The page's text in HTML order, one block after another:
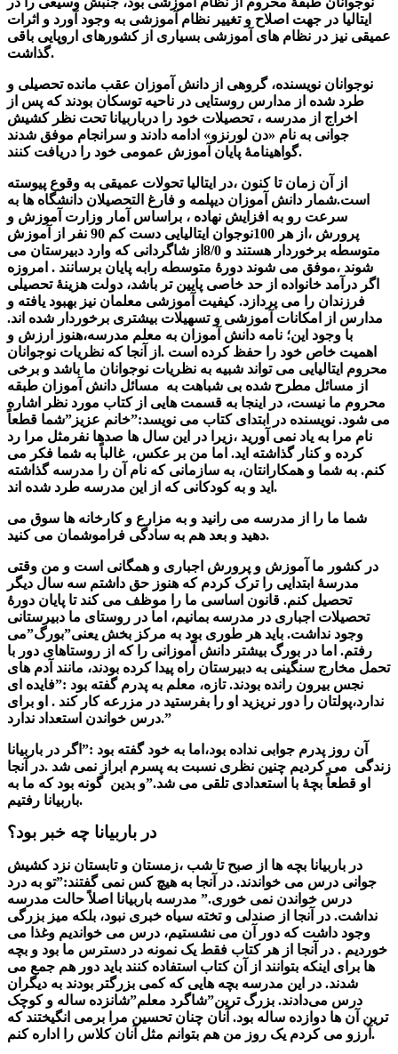
ایتالیا در جهت اصلاح و تغییر نظام آموزشی به وجود آورد و اثرات
عمیقی نیز در نظام های آموزشی بسیاری از کشورهای اروپایی باقی
گذاشت.
نوجوانان نویسنده، گروهی از دانش آموزان عقب مانده تحصیلی و
طرد شده از مدارس روستایی در ناحیه توسکان بودند که پس از
اخراج از مدرسه ، تحصیلات خود را درباربیانا تحت نظر کشیش
جوانی به نام «دن لورنزو» ادامه دادند و سرانجام موفق شدند
گواهینامۀ پایان آموزش عمومی خود را دریافت کنند.
از آن زمان تا کنون ،در ایتالیا تحولات عمیقی به وقوع پیوسته
است.شمار دانش آموزان دیپلمه و فارغ التحصیلان دانشگاه ها به
سرعت رو به افزایش نهاده ، براساس آمار وزارت آموزش و
پرورش ،از هر 100نوجوان ایتالیایی دست کم 90 نفر از آموزش
متوسطه برخوردار هستند و 8/0از شاگردانی که وارد دبیرستان می
شوند ،موفق می شوند دورۀ متوسطه رابه پایان برسانند . امروزه
اگر درآمد خانواده از حد خاصی پایین تر باشد، دولت هزینۀ تحصیلی
فرزندان را می پردازد. کیفیت آموزشی معلمان نیز بهبود یافته و
مدارس از امکانات آموزشی و تسهیلات بیشتری برخوردار شده اند.
با وجود این؛ نامه دانش آموزان به معلم مدرسه،هنوز ارزش و
اهمیت خاص خود را حفظ کرده است .از آنجا که نظریات نوجوانان
محروم ایتالیایی می تواند شبیه به نظریات نوجوانان ما باشد و برخی
از مسائل مطرح شده بی شباهت به مسائل دانش آموزان طبقه
محروم ما نیست، در اینجا به قسمت هایی از کتاب مورد نظر اشاره
می شود. نویسنده در ابتدای کتاب می نویسد:”خانم عزیز”شما قطعاً
نام مرا به یاد نمی آورید ،زیرا در این سال ها صدها نفرمثل مرا رد
کرده و کنار گذاشته اید. اما من بر عکس، غالباً به شما فکر می
کنم. به شما و همکارانتان، به سازمانی که نام آن را مدرسه گذاشته
اید و به کودکانی که از این مدرسه طرد شده اند.
شما ما را از مدرسه می رانید و به مزارع و کارخانه ها سوق می
دهید و بعد هم به سادگی فراموشمان می کنید.
در کشور ما آموزش و پرورش اجباری و همگانی است و من وقتی
مدرسۀ ابتدایی را ترک کردم که هنوز حق داشتم سه سال دیگر
تحصیل کنم. قانون اساسی ما را موظف می کند تا پایان دورۀ
تحصیلات اجباری در مدرسه بمانیم، اما در روستای ما دبیرستانی
وجود نداشت. باید هر طوری بود به مرکز بخش یعنی”بورگ”می
رفتم. اما در بورگ بیشتر دانش آموزانی را که از روستاهای دور با
تحمل مخارج سنگینی به دبیرستان راه پیدا کرده بودند، مانند آدم های
نجس بیرون رانده بودند. تازه، معلم به پدرم گفته بود :”فایده ای
ندارد،پولتان را دور نریزید او را بفرستید در مزرعه کار کند . او برای
درس خواندن استعداد ندارد.”
آن روز پدرم جوابی نداده بود،اما به خود گفته بود :”اگر در باربیانا
زندگی می کردیم چنین نظری نسبت به پسرم ابراز نمی شد .در آنجا
او قطعاً بچۀ با استعدادی تلقی می شد.”و بدین گونه بود که ما به
باربیانا رفتیم.
در باربیانا چه خبر بود؟
در باربیانا بچه ها از صبح تا شب ،زمستان و تابستان نزد کشیش
جوانی درس می خواندند. در آنجا به هیچ کس نمی گفتند:”تو به درد
درس خواندن نمی خوری.” مدرسه باربیانا اصلاً حالت مدرسه
نداشت. در آنجا از صندلی و تخته سیاه خبری نبود، بلکه میز بزرگی
وجود داشت که دور آن می نشستیم، درس می خواندیم وغذا می
خوردیم . در آنجا از هر کتاب فقط یک نمونه در دسترس ما بود و بچه
ها برای اینکه بتوانند از آن کتاب استفاده کنند باید دور هم جمع می
شدند. در این مدرسه بچه هایی که کمی بزرگتر بودند به دیگران
درس می‌دادند. بزرگ ترین”شاگرد معلم”شانزده ساله و کوچک
ترین آن ها دوازده ساله بود. آنان چنان تحسین مرا برمی انگیختند که
آرزو می کردم یک روز من هم بتوانم مثل آنان کلاس را اداره کنم.